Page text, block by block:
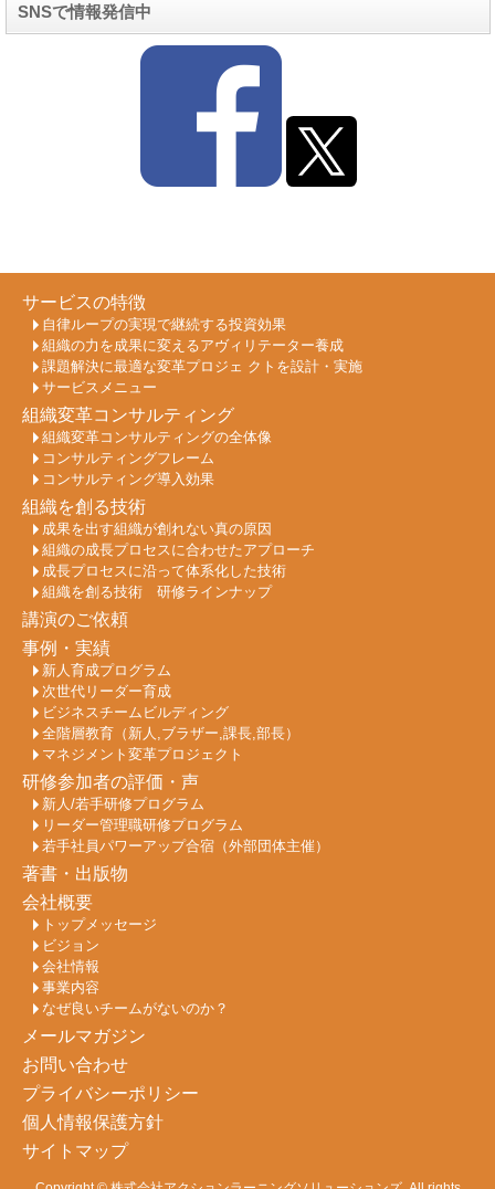
SNSで情報発信中
サービスの特徴
自律ループの実現で継続する投資効果
組織の力を成果に変えるアヴィリテーター養成
課題解決に最適な変革プロジェ クトを設計・実施
サービスメニュー
組織変革コンサルティング
組織変革コンサルティングの全体像
コンサルティングフレーム
コンサルティング導入効果
組織を創る技術
成果を出す組織が創れない真の原因
組織の成長プロセスに合わせたアプローチ
成長プロセスに沿って体系化した技術
組織を創る技術 研修ラインナップ
講演のご依頼
事例・実績
新人育成プログラム
次世代リーダー育成
ビジネスチームビルディング
全階層教育（新人,ブラザー,課長,部長）
マネジメント変革プロジェクト
研修参加者の評価・声
新人/若手研修プログラム
リーダー管理職研修プログラム
若手社員パワーアップ合宿（外部団体主催）
著書・出版物
会社概要
トップメッセージ
ビジョン
会社情報
事業内容
なぜ良いチームがないのか？
メールマガジン
お問い合わせ
プライバシーポリシー
個人情報保護方針
サイトマップ